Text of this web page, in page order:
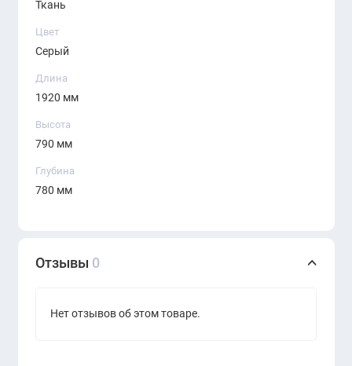
Удобная эргономичная форма
любой мебелью
Подходит как для офиса, так и для
элегантное решение, которое подчеркнёт статус
Ткань
Цвет
Серый
Длина
1920 мм
Высота
790 мм
Глубина
780 мм
Отзывы 0
Нет отзывов об этом товаре.